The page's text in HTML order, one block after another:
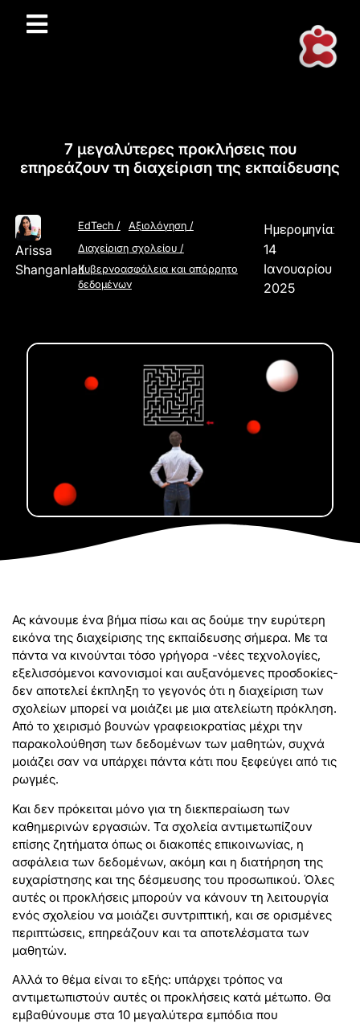
7 μεγαλύτερες προκλήσεις που
επηρεάζουν τη διαχείριση της εκπαίδευσης
Arissa
Shanganlall
EdTech/ Αξιολόγηση/
Διαχείριση σχολείου/
Κυβερνοασφάλεια και απόρρητο
δεδομένων
Ημερομηνία:
14
Ιανουαρίου
2025
Ας κάνουμε ένα βήμα πίσω και ας δούμε την ευρύτερη
εικόνα της διαχείρισης της εκπαίδευσης σήμερα. Με τα
πάντα να κινούνται τόσο γρήγορα -νέες τεχνολογίες,
εξελισσόμενοι κανονισμοί και αυξανόμενες προσδοκίες-
δεν αποτελεί έκπληξη το γεγονός ότι η διαχείριση των
σχολείων μπορεί να μοιάζει με μια ατελείωτη πρόκληση.
Από το χειρισμό βουνών γραφειοκρατίας μέχρι την
παρακολούθηση των δεδομένων των μαθητών, συχνά
μοιάζει σαν να υπάρχει πάντα κάτι που ξεφεύγει από τις
ρωγμές.
Και δεν πρόκειται μόνο για τη διεκπεραίωση των
καθημερινών εργασιών. Τα σχολεία αντιμετωπίζουν
επίσης ζητήματα όπως οι διακοπές επικοινωνίας, η
ασφάλεια των δεδομένων, ακόμη και η διατήρηση της
ευχαρίστησης και της δέσμευσης του προσωπικού. Όλες
αυτές οι προκλήσεις μπορούν να κάνουν τη λειτουργία
ενός σχολείου να μοιάζει συντριπτική, και σε ορισμένες
περιπτώσεις, επηρεάζουν και τα αποτελέσματα των
μαθητών.
Αλλά το θέμα είναι το εξής: υπάρχει τρόπος να
αντιμετωπιστούν αυτές οι προκλήσεις κατά μέτωπο. Θα
εμβαθύνουμε στα 10 μεγαλύτερα εμπόδια που